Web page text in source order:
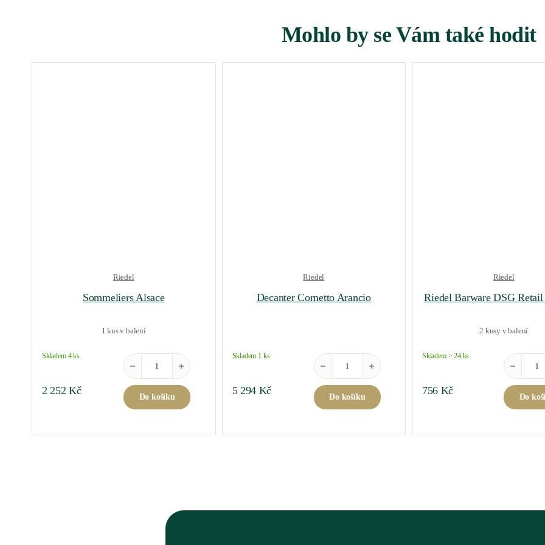
Mohlo by se Vám také hodit
Riedel
Sommeliers Alsace
1 kus v balení
Skladem 4 ks
2 252Kč
Sommeliers Alsace množství
Do košíku
Riedel
Decanter Cornetto Arancio
Skladem 1 ks
5 294 Kč
Decanter Cornetto Arancio množství
Do košíku
Riedel
Riedel Barware DSG
2 kusy v balení
Skladem > 24 ks
756 Kč
Riedel
Do